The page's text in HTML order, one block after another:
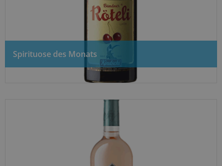
Spirituose des Monats